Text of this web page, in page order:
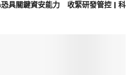
具關鍵資安能力 收緊研發管控 | 科